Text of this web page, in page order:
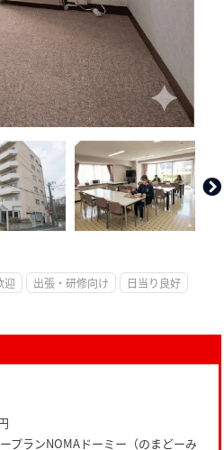
迎 出張・研修向け
日当り良好
プランNOMAドーミー（のまどーみ